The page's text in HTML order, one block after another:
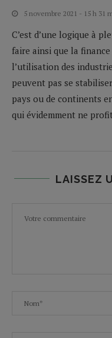
5 novembre 2021 - 15 h 31
C’est d’une logique à
faire ainsi que la
l’utilisation des
peuvent pas se
pays ou de continents
qui évidemment ne
LAISSEZ